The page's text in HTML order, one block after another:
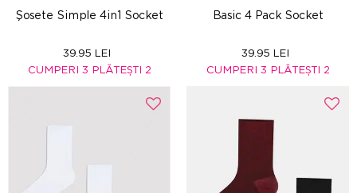
Şosete Simple 4in1 Socket
39.95 LEI
CUMPERI 3 PLĂTEȘTI 2
Basic 4 Pack Socket
39.95 LEI
CUMPERI 3 PLĂTEȘTI 2